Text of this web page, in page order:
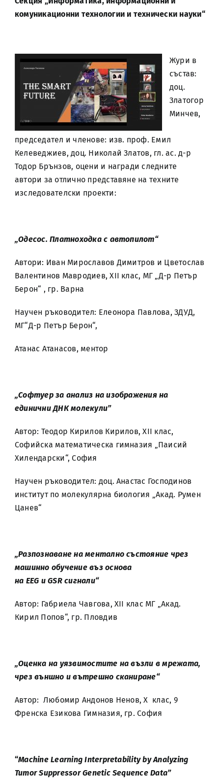
комуникационни технологии и технически науки“
Жури в
състав:
доц.
Златогор
Минчев,
председател и членове: изв. проф. Емил
Келеведжиев, доц. Николай Златов, гл. ас. д-р
Тодор Брънзов, оцени и награди следните
автори за отлично представяне на техните
изследователски проекти:
„Одесос. Платноходка с автопилот“
Автори: Иван Мирославов Димитров и Цветослав
Валентинов Мавродиев, XII клас, МГ „Д-р Петър
Берон“ , гр. Варна
Научен ръководител: Елеонора Павлова, ЗДУД,
МГ“Д-р Петър Берон“,
Атанас Атанасов, ментор
„Софтуер за анализ на изображения на
единични ДНК молекули”
Автор: Теодор Кирилов Кирилов, XII клас,
Софийска математическа гимназия „Паисий
Хилендарски“, София
Научен ръководител: доц. Анастас Господинов
институт по молекулярна биология „Aкад. Румен
Цанев“
„Разпознаване на ментално състояние чрез
машинно обучение въз основа
на EEG иGSRсигнали“
Автор: Габриела Чавгова, XII клас МГ „Акад.
Кирил Попов“, гр. Пловдив
„Оценка на уязвимостите на възли в мрежата,
чрез външно и вътрешно сканиране“
Автор: Любомир Андонов Ненов, X клас, 9
Френска Езикова Гимназия, гр. София
“Machine Learning Interpretability by Analyzing
Tumor Suppressor Genetic Sequence Data”